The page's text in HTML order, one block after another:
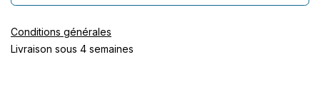
Conditions générales
Livraison sous 4 semaines